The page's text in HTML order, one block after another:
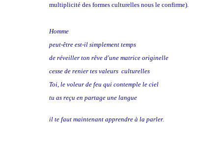
multiplicité des formes culturelles nous le confirme).
Homme
peut-être est-il simplement temps
de réveiller ton rêve d'une matrice originelle
cesse de renier tes valeurs culturelles
Toi, le voleur de feu qui contemple le ciel
tu as reçu en partage une langue
il te faut maintenant apprendre à la parler.